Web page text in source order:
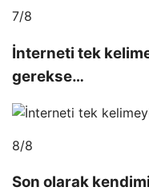
7/8
İnterneti tek
gerekse…
8/8
Son olarak